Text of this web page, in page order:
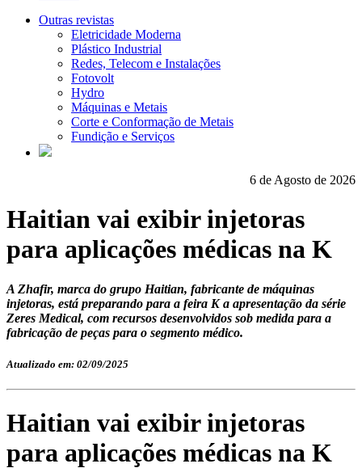
Outras revistas
Eletricidade Moderna
Plástico Industrial
Redes, Telecom e Instalações
Fotovolt
Hydro
Máquinas e Metais
Corte e Conformação de Metais
Fundição e Serviços
6 de Agosto de 2026
Haitian vai exibir injetoras
para aplicações médicas na K
A Zhafir, marca do grupo Haitian, fabricante de máquinas
injetoras, está preparando para a feira K a apresentação da série
Zeres Medical, com recursos desenvolvidos sob medida para a
fabricação de peças para o segmento médico.
Atualizado em: 02/09/2025
Haitian vai exibir injetoras
para aplicações médicas na K